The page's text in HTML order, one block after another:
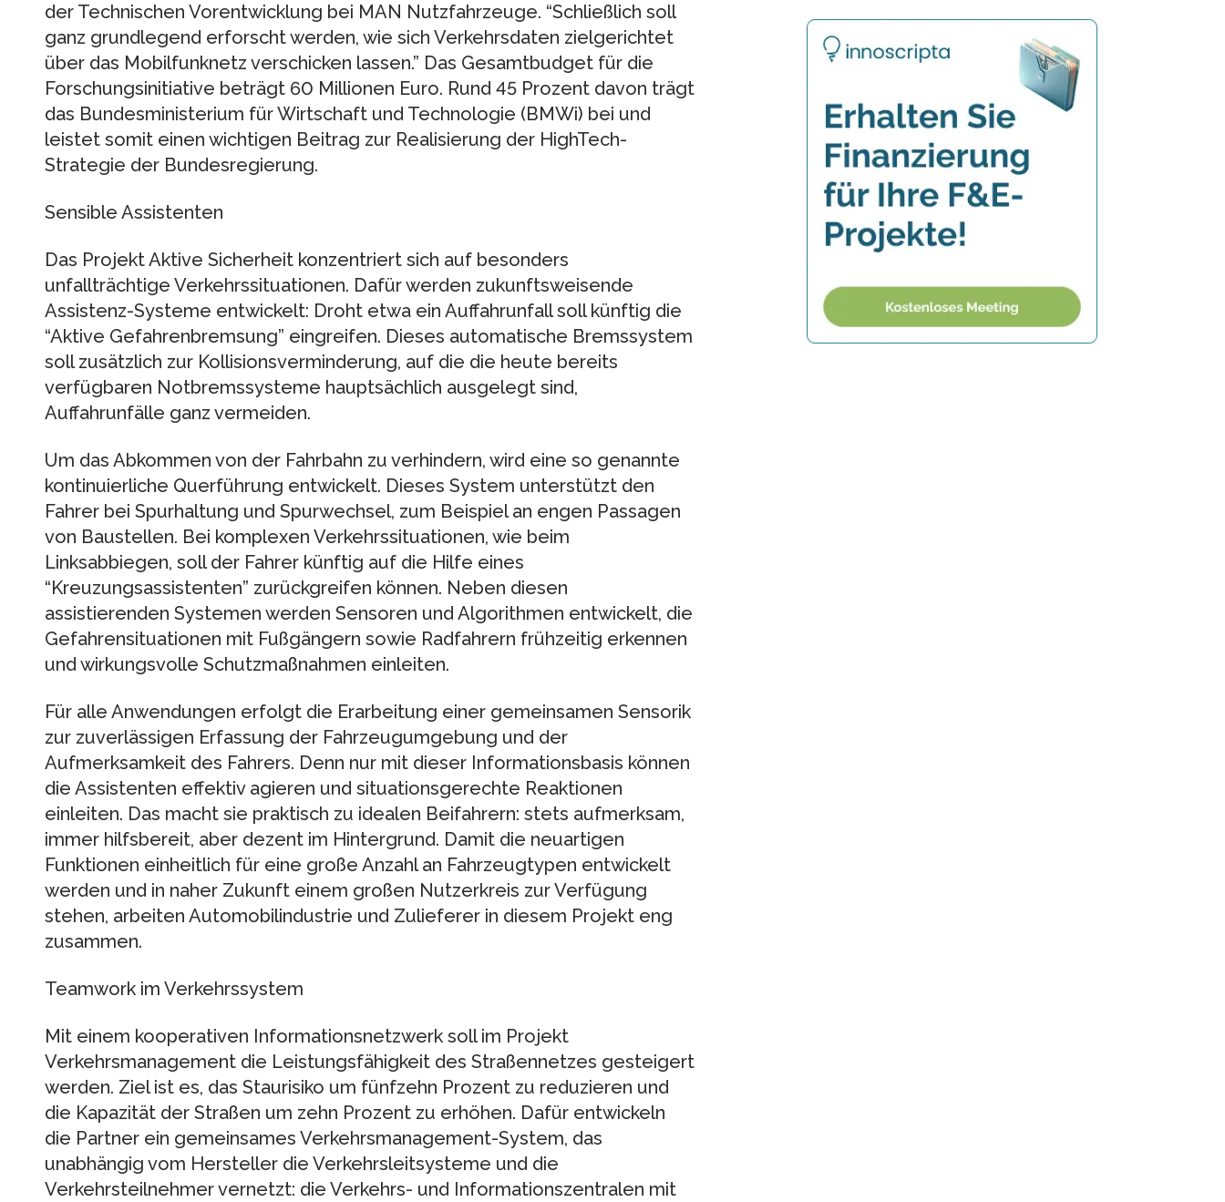
der Technischen Vorentwicklung bei MAN Nutzfahrzeuge. “Schließlich soll
ganz grundlegend erforscht werden, wie sich Verkehrsdaten zielgerichtet
über das Mobilfunknetz verschicken lassen.” Das Gesamtbudget für die
Forschungsinitiative beträgt 60 Millionen Euro. Rund 45 Prozent davon trägt
das Bundesministerium für Wirtschaft und Technologie (BMWi) bei und
leistet somit einen wichtigen Beitrag zur Realisierung der HighTech-
Strategie der Bundesregierung.
Sensible Assistenten
Das Projekt Aktive Sicherheit konzentriert sich auf besonders
unfallträchtige Verkehrssituationen. Dafür werden zukunftsweisende
Assistenz-Systeme entwickelt: Droht etwa ein Auffahrunfall soll künftig die
“Aktive Gefahrenbremsung” eingreifen. Dieses automatische Bremssystem
soll zusätzlich zur Kollisionsverminderung, auf die die heute bereits
verfügbaren Notbremssysteme hauptsächlich ausgelegt sind,
Auffahrunfälle ganz vermeiden.
Um das Abkommen von der Fahrbahn zu verhindern, wird eine so genannte
kontinuierliche Querführung entwickelt. Dieses System unterstützt den
Fahrer bei Spurhaltung und Spurwechsel, zum Beispiel an engen Passagen
von Baustellen. Bei komplexen Verkehrssituationen, wie beim
Linksabbiegen, soll der Fahrer künftig auf die Hilfe eines
“Kreuzungsassistenten” zurückgreifen können. Neben diesen
assistierenden Systemen werden Sensoren und Algorithmen entwickelt, die
Gefahrensituationen mit Fußgängern sowie Radfahrern frühzeitig erkennen
und wirkungsvolle Schutzmaßnahmen einleiten.
Für alle Anwendungen erfolgt die Erarbeitung einer gemeinsamen Sensorik
zur zuverlässigen Erfassung der Fahrzeugumgebung und der
Aufmerksamkeit des Fahrers. Denn nur mit dieser Informationsbasis können
die Assistenten effektiv agieren und situationsgerechte Reaktionen
einleiten. Das macht sie praktisch zu idealen Beifahrern: stets aufmerksam,
immer hilfsbereit, aber dezent im Hintergrund. Damit die neuartigen
Funktionen einheitlich für eine große Anzahl an Fahrzeugtypen entwickelt
werden und in naher Zukunft einem großen Nutzerkreis zur Verfügung
stehen, arbeiten Automobilindustrie und Zulieferer in diesem Projekt eng
zusammen.
Teamwork im Verkehrssystem
Mit einem kooperativen Informationsnetzwerk soll im Projekt
Verkehrsmanagement die Leistungsfähigkeit des Straßennetzes gesteigert
werden. Ziel ist es, das Staurisiko um fünfzehn Prozent zu reduzieren und
die Kapazität der Straßen um zehn Prozent zu erhöhen. Dafür entwickeln
die Partner ein gemeinsames Verkehrsmanagement-System, das
unabhängig vom Hersteller die Verkehrsleitsysteme und die
Verkehrsteilnehmer vernetzt: die Verkehrs- und Informationszentralen mit